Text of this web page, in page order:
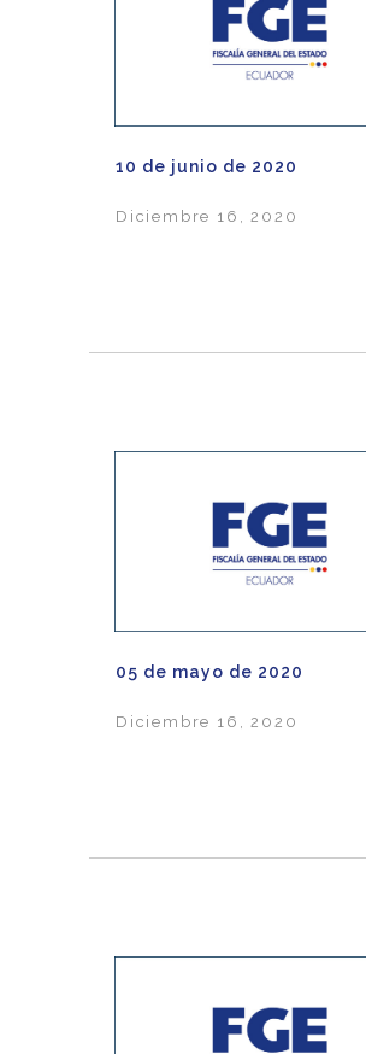
10 de junio de 2020
Diciembre 16, 2020
05 de mayo de 2020
Diciembre 16, 2020